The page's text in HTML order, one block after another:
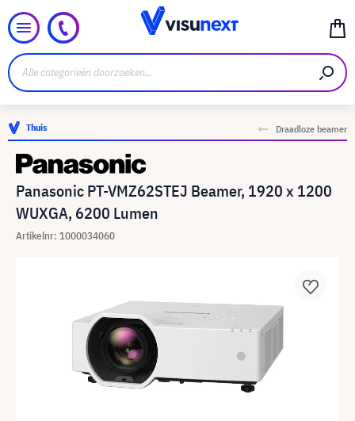
Thuis Draadloze beamer
Panasonic PT-VMZ62STEJ Beamer, 1920 x 1200
WUXGA, 6200 Lumen
Artikelnr: 1000034060